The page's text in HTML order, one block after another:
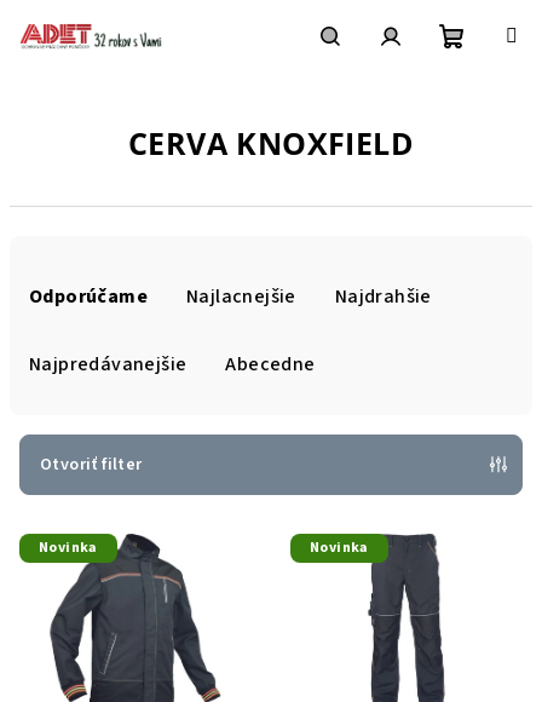
CERVA KNOXFIELD
p
r
o
Odporúčame Najlacnejšie Najdrahšie
Najpredávanejšie Abecedne
Otvoriť filter
V
ý
Novinka Novinka